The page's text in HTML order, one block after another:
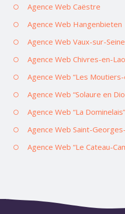
Agence Web Caëstre
Agence Web Hangenbieten
Agence Web Vaux-sur-Seine
Agence Web Chivres-en-
Agence Web “Les Moutiers-
Agence Web “Solaure en
Agence Web “La Dominelais”
Agence Web Saint-
Agence Web “Le Cateau-